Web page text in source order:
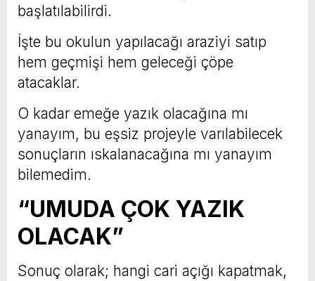
başlatılabilirdi.
İşte bu okulun yapılacağı araziyi satıp
hem geçmişi hem geleceği çöpe
atacaklar.
O kadar emeğe yazık olacağına mı
yanayım, bu eşsiz projeyle varılabilecek
sonuçların ıskalanacağına mı yanayım
bilemedim.
“UMUDA ÇOK YAZIK
OLACAK”
Sonuç olarak; hangi cari açığı kapatmak,